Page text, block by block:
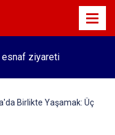
esnaf ziyareti
Birlikte Yaşamak: Üç